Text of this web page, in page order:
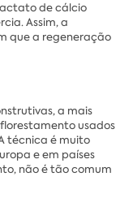
de cálcio
Assim, a
que a regeneração
a mais
usados
técnica é muito
e em países
não é tão comum